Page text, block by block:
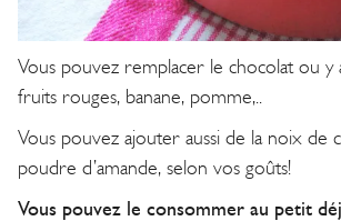
Vous pouvez remplacer le chocolat ou y
fruits rouges, banane, pomme,..
Vous pouvez ajouter aussi de la noix de
poudre d’amande, selon vos goûts!
Vous pouvez le consommer au petit